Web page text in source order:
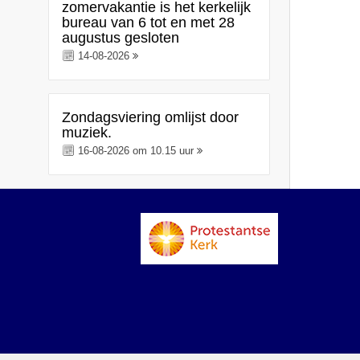
zomervakantie is het kerkelijk
bureau van 6 tot en met 28
augustus gesloten
14-08-2026
Zondagsviering omlijst door
muziek.
16-08-2026 om 10.15 uur